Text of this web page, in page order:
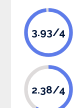
3.93/4
2.38/4